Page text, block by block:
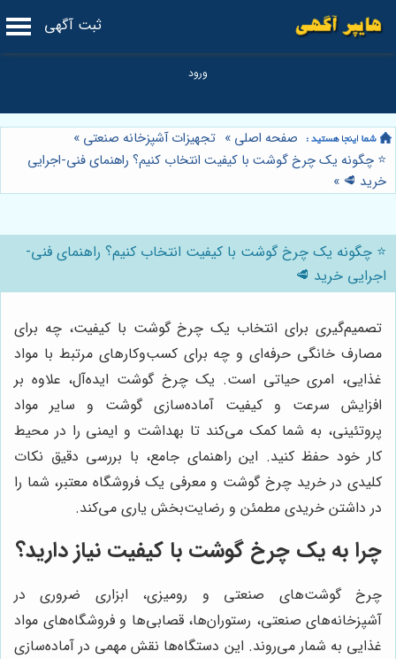
ثبت آگهی
صفحه اصلی » تجهیزات آشپزخانه صنعتی »
⭐️ چگونه یک چرخ گوشت با کیفیت انتخاب کنیم؟ راهنمای فنی-اجرایی
خرید 🥩 »
⭐️ چگونه یک چرخ گوشت با کیفیت انتخاب کنیم؟ راهنمای فنی-
اجرایی خرید 🥩
تصمیم‌گیری برای انتخاب یک چرخ گوشت با کیفیت، چه برای
مصارف خانگی حرفه‌ای و چه برای کسب‌وکارهای مرتبط با مواد
غذایی، امری حیاتی است. یک چرخ گوشت ایده‌آل، علاوه بر
افزایش سرعت و کیفیت آماده‌سازی گوشت و سایر مواد
پروتئینی، به شما کمک می‌کند تا بهداشت و ایمنی را در محیط
کار خود حفظ کنید. این راهنمای جامع، با بررسی دقیق نکات
کلیدی در خرید چرخ گوشت و معرفی یک فروشگاه معتبر، شما را
در داشتن خریدی مطمئن و رضایت‌بخش یاری می‌کند.
چرا به یک چرخ گوشت با کیفیت نیاز دارید؟
چرخ گوشت‌های صنعتی و رومیزی، ابزاری ضروری در
آشپزخانه‌های صنعتی، رستوران‌ها، قصابی‌ها و فروشگاه‌های مواد
غذایی به شمار می‌روند. این دستگاه‌ها نقش مهمی در آماده‌سازی